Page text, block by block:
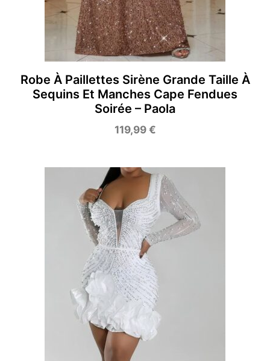
Robe À Paillettes Sirène Grande Taille À
Sequins Et Manches Cape Fendues
Soirée – Paola
119,99€